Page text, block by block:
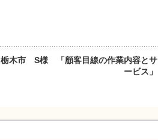
栃木市 S様 「顧客目線の作業内容とサ
ービス」